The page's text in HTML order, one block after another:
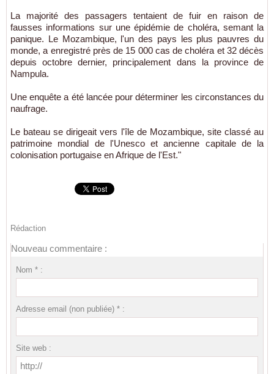
La majorité des passagers tentaient de fuir en raison de
fausses informations sur une épidémie de choléra, semant la
panique. Le Mozambique, l'un des pays les plus pauvres du
monde, a enregistré près de 15 000 cas de choléra et 32 décès
depuis octobre dernier, principalement dans la province de
Nampula.
Une enquête a été lancée pour déterminer les circonstances du
naufrage.
Le bateau se dirigeait vers l'île de Mozambique, site classé au
patrimoine mondial de l'Unesco et ancienne capitale de la
colonisation portugaise en Afrique de l'Est."
Rédaction
Nouveau commentaire :
Nom * :
Adresse email (non publiée) * :
Site web :